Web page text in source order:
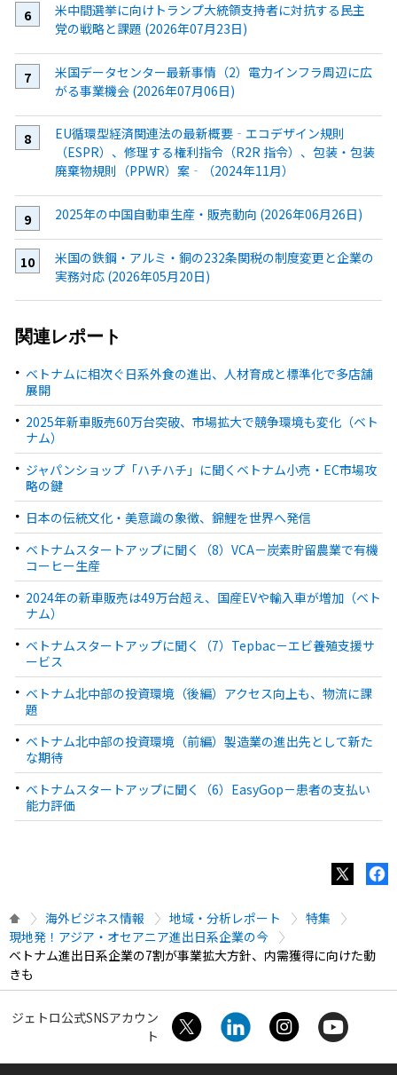
米中間選挙に向けトランプ大統領支持者に対抗する民主
党の戦略と課題 (2026年07月23日)
米国データセンター最新事情（2）電力インフラ周辺に広
がる事業機会 (2026年07月06日)
EU循環型経済関連法の最新概要‐エコデザイン規則
（ESPR）、修理する権利指令（R2R 指令）、包装・包装
廃棄物規則（PPWR）案‐（2024年11月）
2025年の中国自動車生産・販売動向 (2026年06月26日)
米国の鉄鋼・アルミ・銅の232条関税の制度変更と企業の
実務対応 (2026年05月20日)
関連レポート
ベトナムに相次ぐ日系外食の進出、人材育成と標準化で多店舗
展開
2025年新車販売60万台突破、市場拡大で競争環境も変化（ベト
ナム）
ジャパンショップ「ハチハチ」に聞くベトナム小売・EC市場攻
略の鍵
日本の伝統文化・美意識の象徴、錦鯉を世界へ発信
ベトナムスタートアップに聞く（8）VCA－炭素貯留農業で有機
コーヒー生産
2024年の新車販売は49万台超え、国産EVや輸入車が増加（ベト
ナム）
ベトナムスタートアップに聞く（7）Tepbac－エビ養殖支援サ
ービス
ベトナム北中部の投資環境（後編）アクセス向上も、物流に課
題
ベトナム北中部の投資環境（前編）製造業の進出先として新た
な期待
ベトナムスタートアップに聞く（6）EasyGop－患者の支払い
能力評価
海外ビジネス情報 地域・分析レポート
特集
現地発！アジア・オセアニア進出日系企業の今
ベトナム進出日系企業の7割が事業拡大方針、内需獲得に向けた動
きも
ジェトロ公式SNSアカウン
ト